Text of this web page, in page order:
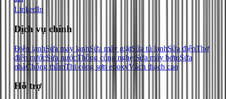
LinkedIn
Dịch vụ chính
Điện lạnhSửa máy lạnhSửa máy giặtSửa tủ lạnhSửa điệnThợ
điện nướcSửa nướcThông cống nghẹtSửa máy bơmSửa
nhàChống thấmThi công sơn epoxyVách thạch cao
Hỗ trợ